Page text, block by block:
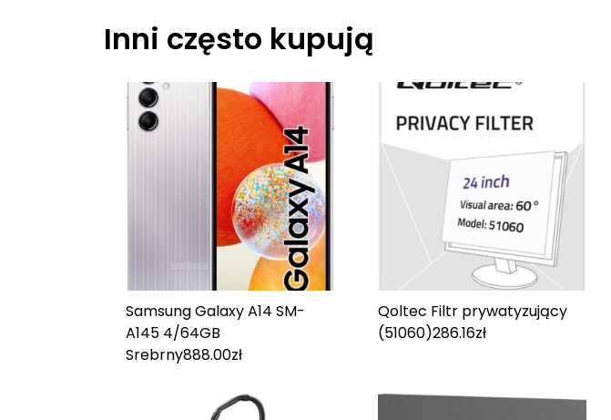
Inni często kupują
Samsung Galaxy A14 SM-
A145 4/64GB
Srebrny888.00zł
Qoltec Filtr prywatyzujący
(51060)286.16zł